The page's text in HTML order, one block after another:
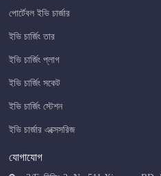
পোর্টেবল ইভি চার্জার
ইভি চার্জিং তার
ইভি চার্জিং প্লাগ
ইভি চার্জিং সকেট
ইভি চার্জিং স্টেশন
ইভি চার্জার এক্সেসরিজ
যোগাযোগ